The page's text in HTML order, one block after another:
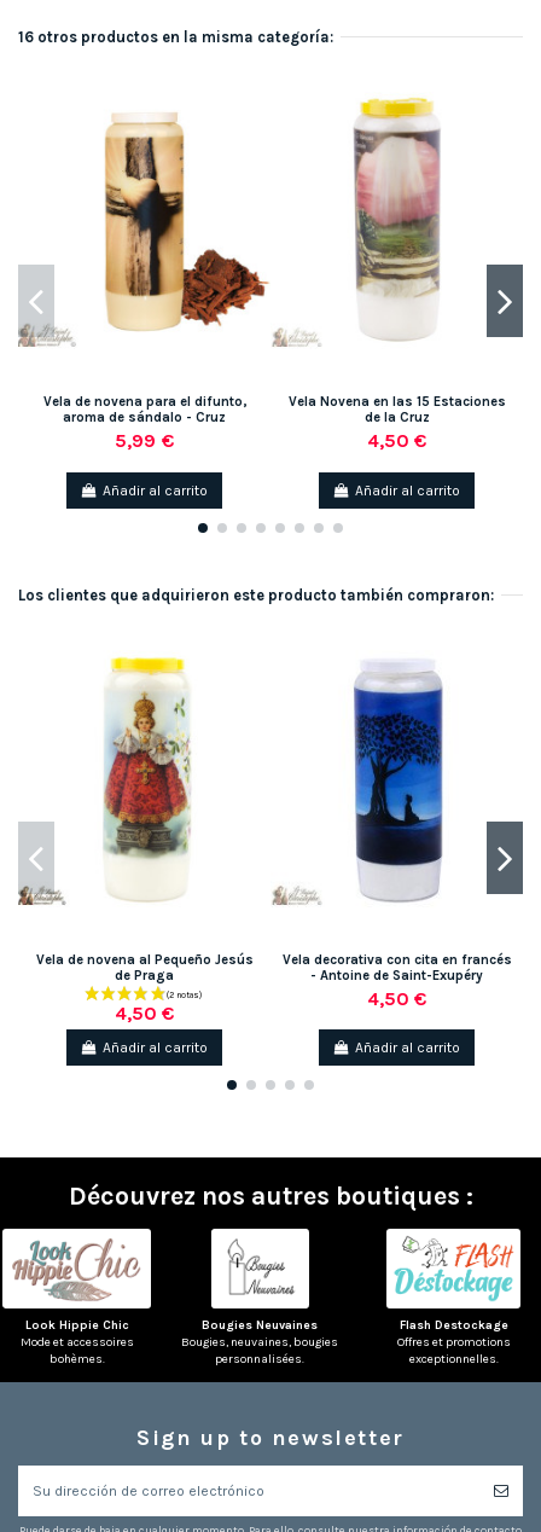
16 otros productos en la misma categoría:
Vela de novena para el difunto,
aroma de sándalo - Cruz
5,99 €
Añadir al carrito
Vela Novena en las 15 Estaciones
de la Cruz
4,50 €
Añadir al carrito
Los clientes que adquirieron este producto también compraron:
Vela de novena al Pequeño Jesús
de Praga
4,50 €
Añadir al carrito
Vela decorativa con cita en francés
- Antoine de Saint-Exupéry
4,50 €
Añadir al carrito
Découvrez nos autres boutiques :
Look Hippie Chic
Mode et accessoires
bohèmes.
Bougies Neuvaines
Bougies, neuvaines, bougies
personnalisées.
Flash Destockage
Offres et promotions
exceptionnelles.
Sign up to newsletter